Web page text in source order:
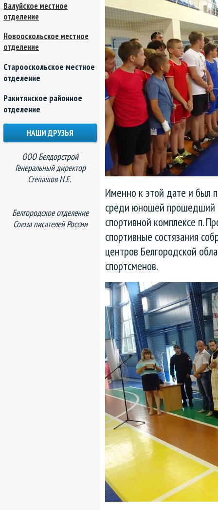
Именно к этой дате и был
среди юношей прошедший
спортивной комплексе п.
спортивные состязания
центров Белгородской
спортсменов.
Валуйское местное
отделение
Новооскольское местное
отделение
Старооскольское местное
отделение
Ракитянское районное
отделение
НАШИ ДРУЗЬЯ
ООО Белдорстрой
Генеральный директор
Степашов Н.Е.
Белгородское отделение
Союза писателей России